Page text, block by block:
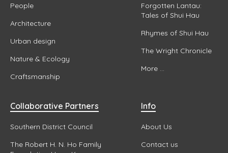
People
Architecture
Urban design
Nature & Ecology
Craftsmanship
Forgotten Lantau:
Tales of Shui Hau
Rhymes of Shui Hau
The Wright Chronicle
More ...
Collaborative Partners
Southern District Council
The Robert H. N. Ho Family
Info
About Us
Contact us